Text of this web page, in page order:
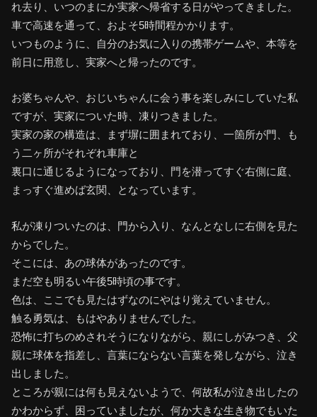
れ去り、いつのまにか実家へ帰省する日がやってきました。
車で高速を通って、およそ5時間程かかります。
いつものように、自分のお気に入りの携帯ゲームや、本等を
前日に用意し、実家へと帰ったのです。
お婆ちゃんや、おじいちゃんに会う事を楽しみにしていた私
ですが、実家についた時、凍りつきました。
実家の家の構造は、まず塀に囲まれており、一箇所が門、も
う二ヶ所がそれぞれ車庫と
裏口に通じるようになっており、門を潜ってすぐ右側に庭、
まっすぐ進めば玄関、となっています。
私が凍りついたのは、門から入り、なんとなしに右側を見た
からでした。
そこには、あの球体があったのです。
まだ空も明るい午後5時頃の事です。
色は、ここでも見たはずなのにやはり覚えていません。
触る勇気は、もはやありませんでした。
恐怖に打ちのめされそうになりながら、親にしがみつき、父
親に球体を指差し、言葉にならない言葉を発しながら、泣き
出しました。
ところが親には何も見えないようで、何故私が泣き出したの
かわからず、困っていましたが、何か大きな生き物でもいた